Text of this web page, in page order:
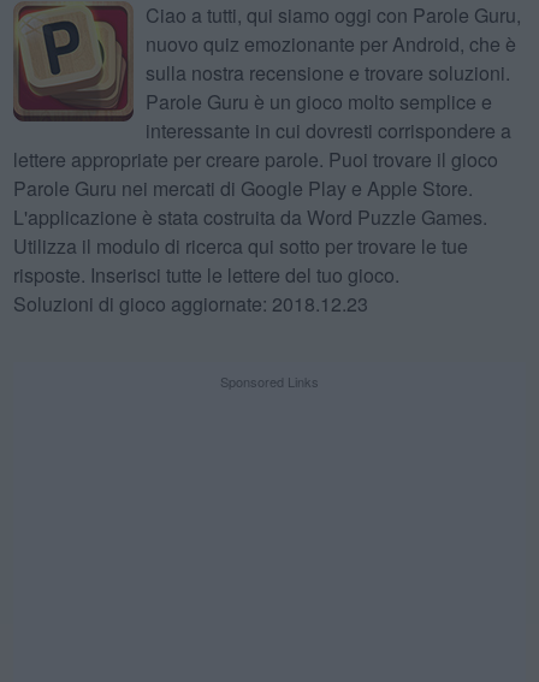
Ciao a tutti, qui siamo oggi con Parole Guru,
nuovo quiz emozionante per Android, che è
sulla nostra recensione e trovare soluzioni.
Parole Guru è un gioco molto semplice e
interessante in cui dovresti corrispondere a
lettere appropriate per creare parole. Puoi trovare il gioco
Parole Guru nei mercati di Google Play e Apple Store.
L'applicazione è stata costruita da Word Puzzle Games.
Utilizza il modulo di ricerca qui sotto per trovare le tue
risposte. Inserisci tutte le lettere del tuo gioco.
Soluzioni di gioco aggiornate: 2018.12.23
Sponsored Links